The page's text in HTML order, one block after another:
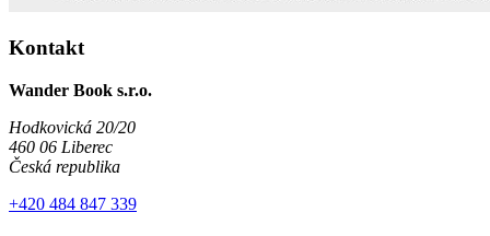
Kontakt
Wander Book s.r.o.
Hodkovická 20/20
460 06 Liberec
Česká republika
+420 484 847 339